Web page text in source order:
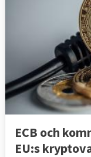
ECB och
EU:s